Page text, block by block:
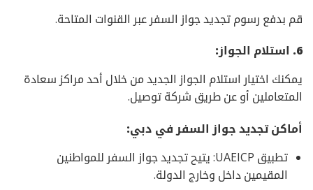
قم بدفع رسوم تجديد جواز السفر عبر القنوات المتاحة.
6. استلام الجواز:
يمكنك اختيار استلام الجواز الجديد من خلال أحد مراكز سعادة
المتعاملين أو عن طريق شركة توصيل.
أماكن تجديد جواز السفر في دبي:
تطبيق UAEICP: يتيح تجديد جواز السفر للمواطنين
المقيمين داخل وخارج الدولة.